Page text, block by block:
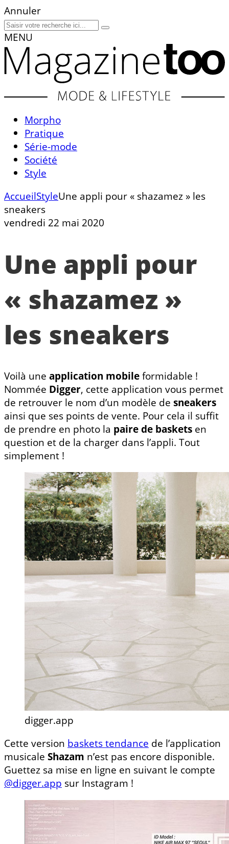
Annuler
MENU
Morpho
Pratique
Série-mode
Société
Style
AccueilStyleUne appli pour « shazamez » les
sneakers
vendredi 22 mai 2020
Une appli pour
« shazamez »
les sneakers
Voilà une application mobileformidable !
Nommée Digger, cette application vous permet
de retrouver le nom d’un modèle de sneakers
ainsi que ses points de vente. Pour cela il suffit
de prendre en photo la paire de baskets en
question et de la charger dans l’appli. Tout
simplement !
digger.app
Cette version baskets tendance de l’application
musicale Shazam n’est pas encore disponible.
Guettez sa mise en ligne en suivant le compte
@digger.app sur Instagram !